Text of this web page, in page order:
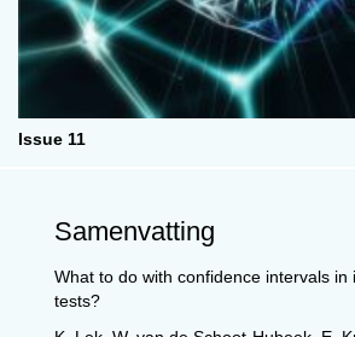
Issue 11
Samenvatting
What to do with confidence intervals in
tests?